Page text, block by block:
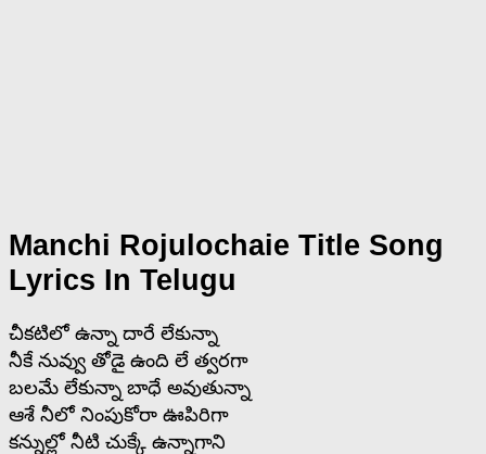
Manchi Rojulochaie Title Song
Lyrics In Telugu
చీకటిలో ఉన్నా దారే లేకున్నా
నీకే నువ్వు తోడై ఉంది లే త్వరగా
బలమే లేకున్నా బాధే అవుతున్నా
ఆశే నీలో నింపుకోరా ఊపిరిగా
కన్నుల్లో నీటి చుక్కే ఉన్నాగాని